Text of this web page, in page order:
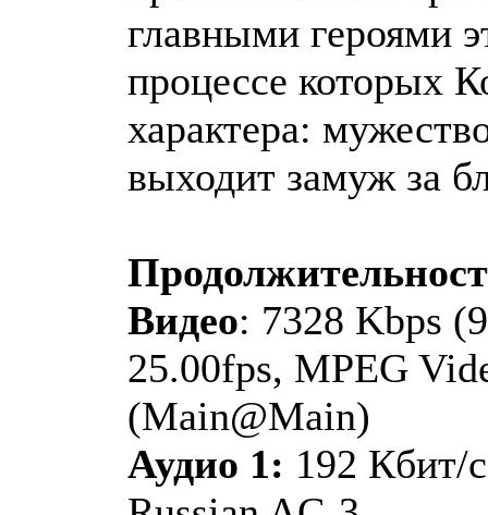
главными героями
процессе которых
характера:
выходит замуж за
Видео: 7328 Kbps
25.00fps, MPEG
(Main@Main)
Аудио 1: 192 Кбит/